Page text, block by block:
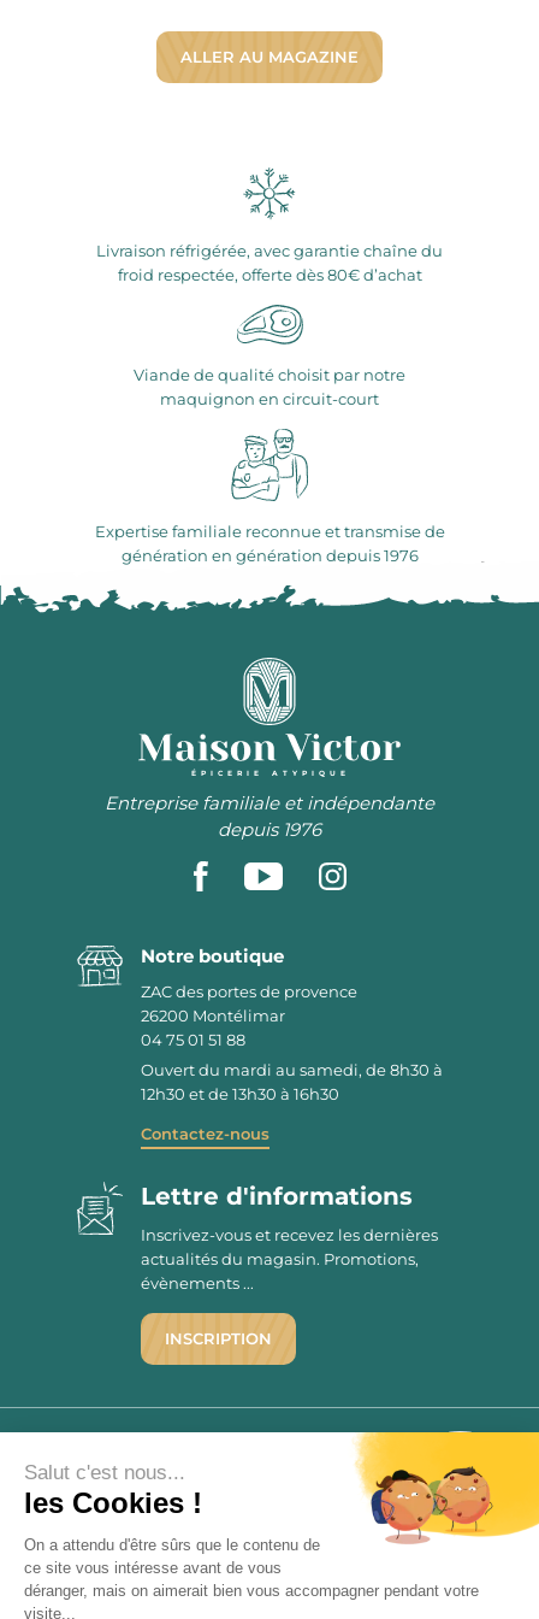
ALLER AU MAGAZINE
Livraison réfrigérée, avec garantie chaîne du
froid respectée, offerte dès 80€ d’achat
Viande de qualité choisit par notre
maquignon en circuit-court
Expertise familiale reconnue et transmise de
génération en génération depuis 1976
ÉPICERIE ATYPIQUE
Entreprise familiale et indépendante
depuis 1976
Notre boutique
ZAC des portes de provence
26200 Montélimar
04 75 01 51 88
Ouvert du mardi au samedi, de 8h30 à
12h30 et de 13h30 à 16h30
Contactez-nous
2780 AVIS
9.7/10
Lettre d'informations
Inscrivez-vous et recevez les dernières
actualités du magasin. Promotions,
évènements ...
INSCRIPTION
Qui sommes-nous ?
Mentions légales
Politique de confidentialité
FAQ
Salut c'est nous...
les Cookies !
On a attendu d'être sûrs que le contenu de
ce site vous intéresse avant de vous
déranger, mais on aimerait bien vous accompagner pendant votre
visite...